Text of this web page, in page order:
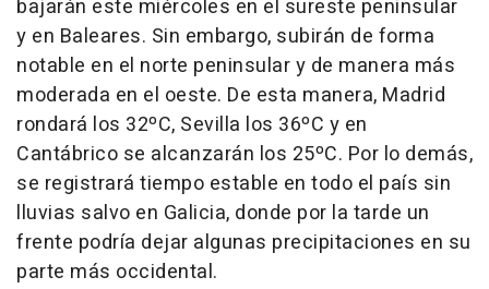
bajarán este miércoles en el sureste peninsular
y en Baleares. Sin embargo, subirán de forma
notable en el norte peninsular y de manera más
moderada en el oeste. De esta manera, Madrid
rondará los 32ºC, Sevilla los 36ºC y en
Cantábrico se alcanzarán los 25ºC. Por lo demás,
se registrará tiempo estable en todo el país sin
lluvias salvo en Galicia, donde por la tarde un
frente podría dejar algunas precipitaciones en su
parte más occidental.